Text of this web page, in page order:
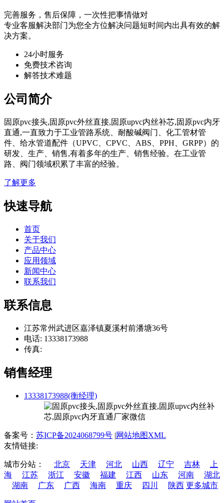
完善服务，售后保障，一次性把事情做对
专业客服解决部门为您全方位解决问题短时间内出具有效的解
决方案。
24小时服务
免费技术咨询
解答技术难题
公司简介
固原pvc接头,固原pvc外丝直接,固原upvc内丝补芯,固原pvc内牙
直通,一直致力于工业管路系统、耐酸碱阀门、化工管材管
件、给水管道配件（UPVC、CPVC、ABS、PPH、GRPP）的
研发、生产、销售,有着多年的生产、销售经验。在工业管
路、阀门领域积累了丰富的经验。
了解更多
快速导航
首页
关于我们
产品中心
应用领域
新闻中心
联系我们
联系信息
江苏常州武进区嘉泽镇夏溪村前潘塘36号
电话: 13338173988
传真:
销售经理
13338173988(衡经理)
备案号： 苏ICP备2024068799号 |网站地图XML
友情链接:
城市分站： 北京 天津 河北 山西 辽宁 吉林
上
海
江苏 浙江 安徽 福建 江西 山东 河南
湖北
湖南
广东 广西 海南 重庆 四川 陕西 更多城市